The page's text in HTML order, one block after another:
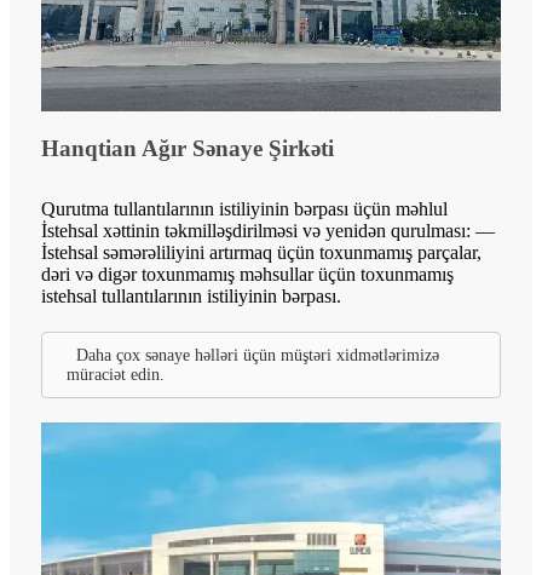
Hanqtian Ağır Sənaye Şirkəti
Qurutma tullantılarının istiliyinin bərpası üçün məhlul
İstehsal xəttinin təkmilləşdirilməsi və yenidən qurulması: —
İstehsal səmərəliliyini artırmaq üçün toxunmamış parçalar,
dəri və digər toxunmamış məhsullar üçün toxunmamış
istehsal tullantılarının istiliyinin bərpası.
Daha çox sənaye həlləri üçün müştəri xidmətlərimizə
müraciət edin.